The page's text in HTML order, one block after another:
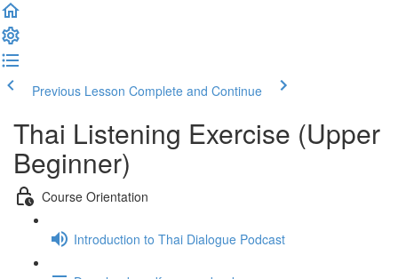
Previous Lesson Complete and Continue
Thai Listening Exercise (Upper
Beginner)
Course Orientation
Introduction to Thai Dialogue Podcast